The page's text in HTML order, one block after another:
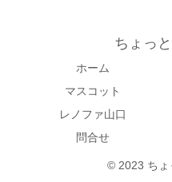
ちょっ
ホーム
マスコット
レノファ山口
問合せ
© 2023 ちょ